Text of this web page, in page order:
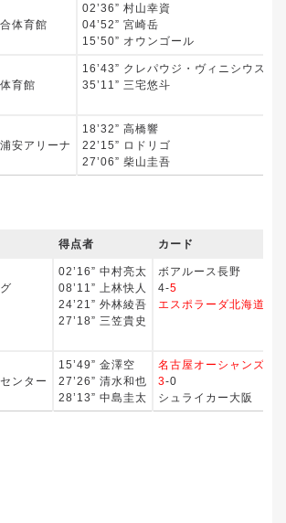
体育館
02’36” 村山幸資
04’52” 宮崎岳
15’50” オウンゴール
育館
16’43” クレパウジ・ヴィニシウス
35’11” 三宅悠斗
安アリーナ
18’32” 高橋響
22’15” ロドリゴ
27’06” 柴山圭吾
得点者 カード
02’16” 中村亮太
08’11” 上林快人
24’21” 外林綾吾
27’18” 三笠貴史
ボアルース長野
4-5
エスポラーダ北海道
ンター
15’49” 金澤空
27’26” 清水和也
28’13” 中島圭太
名古屋オーシャンズ
3-0
シュライカー大阪